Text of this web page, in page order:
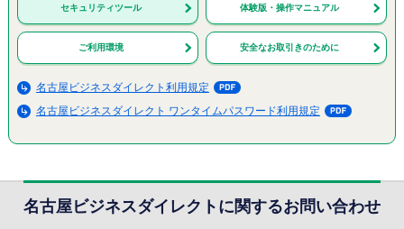
セキュリティツール 体験版・操作マニュアル
ご利用環境 安全なお取引きのために
名古屋ビジネスダイレクト利用規定 P
F
名古屋ビジネスダイレクト ワンタイムパスワード利用規定 P
名古屋ビジネスダイレクトに関するお問い合わせ